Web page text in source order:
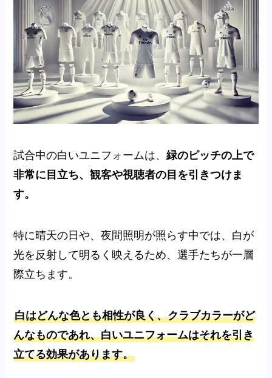
試合中の白いユニフォームは、緑のピッチの上で
非常に目立ち、観客や視聴者の目を引きつけま
す。
特に晴天の日や、夜間照明が照らす中では、白が
光を反射して明るく映えるため、選手たちが一層
際立ちます。
白はどんな色とも相性が良く、クラブカラーがど
んなものであれ、白いユニフォームはそれを引き
立てる効果があります。